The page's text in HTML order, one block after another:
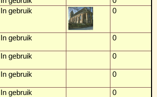
In gebruik 0
In gebruik 0
In gebruik 0
In gebruik 0
In gebruik 0